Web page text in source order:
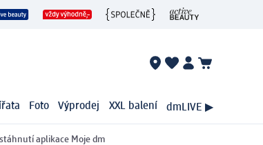
Foto Výprodej XXL balení dmLIVE ▶
aplikace Moje dm